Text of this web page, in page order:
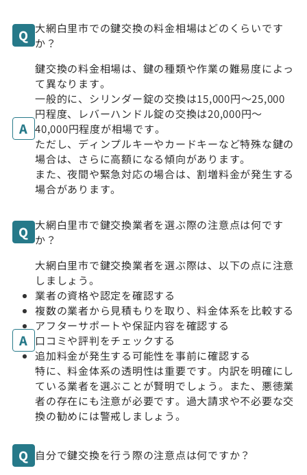
大網白里市での鍵交換の料金相場はどのくらいです
か？
鍵交換の料金相場は、鍵の種類や作業の難易度によっ
て異なります。
一般的に、シリンダー錠の交換は15,000円〜25,000
円程度、レバーハンドル錠の交換は20,000円〜
40,000円程度が相場です。
ただし、ディンプルキーやカードキーなど特殊な鍵の
場合は、さらに高額になる傾向があります。
また、夜間や緊急対応の場合は、割増料金が発生する
場合があります。
大網白里市で鍵交換業者を選ぶ際の注意点は何です
か？
大網白里市で鍵交換業者を選ぶ際は、以下の点に注意
しましょう。
業者の資格や認定を確認する
複数の業者から見積もりを取り、料金体系を比較する
アフターサポートや保証内容を確認する
口コミや評判をチェックする
追加料金が発生する可能性を事前に確認する
特に、料金体系の透明性は重要です。内訳を明確にし
ている業者を選ぶことが賢明でしょう。また、悪徳業
者の存在にも注意が必要です。過大請求や不必要な交
換の勧めには警戒しましょう。
自分で鍵交換を行う際の注意点は何ですか？